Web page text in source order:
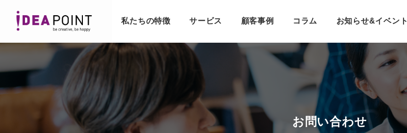
私たちの特徴 サービス 顧客事例 コラム お知らせ&イベント
お問い合わせ